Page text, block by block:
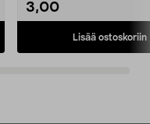
3,00
Lisää ostoskoriin